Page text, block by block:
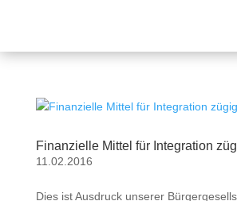
Finanzielle Mittel für Integration
11.02.2016
Dies ist Ausdruck unserer